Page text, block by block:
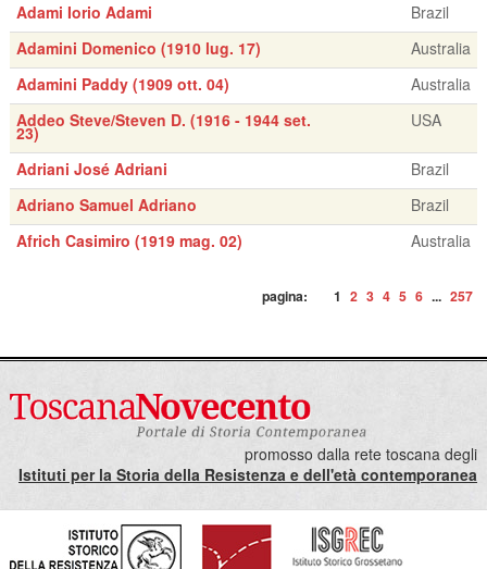
Adami Iorio Adami
Brazil
Adamini Domenico (1910 lug. 17)
Australia
Adamini Paddy (1909 ott. 04)
Australia
Addeo Steve/Steven D. (1916 - 1944 set.
23)
USA
Adriani José Adriani
Brazil
Adriano Samuel Adriano
Brazil
Africh Casimiro (1919 mag. 02)
Australia
pagina: 1 2 3 4 5 6 ... 257
promosso dalla rete toscana degli
Istituti per la Storia della Resistenza e dell'età contemporanea